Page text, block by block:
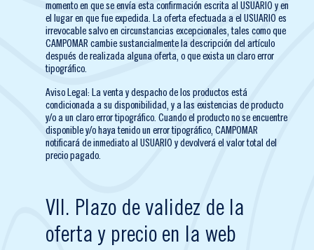
momento en que se envía esta confirmación escrita al USUARIO y en
el lugar en que fue expedida. La oferta efectuada a el USUARIO es
irrevocable salvo en circunstancias excepcionales, tales como que
CAMPOMAR cambie sustancialmente la descripción del artículo
después de realizada alguna oferta, o que exista un claro error
tipográfico.
Aviso Legal: La venta y despacho de los productos está
condicionada a su disponibilidad, y a las existencias de producto
y/o a un claro error tipográfico. Cuando el producto no se encuentre
disponible y/o haya tenido un error tipográfico, CAMPOMAR
notificará de inmediato al USUARIO y devolverá el valor total del
precio pagado.
VII. Plazo de validez de la
oferta y precio en la web